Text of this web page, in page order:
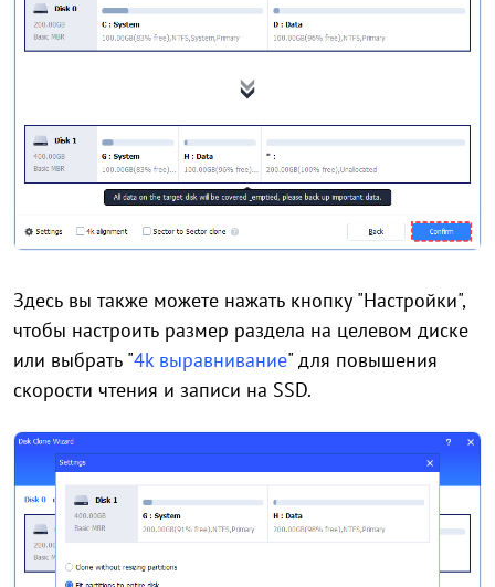
Здесь вы также можете нажать кнопку "Настройки",
чтобы настроить размер раздела на целевом диске
или выбрать "4k выравнивание" для повышения
скорости чтения и записи на SSD.